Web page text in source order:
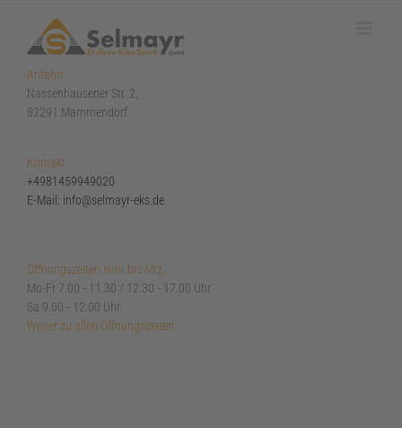
springen
Anfahrt:
Nassenhausener Str. 2,
82291 Mammendorf
Kontakt:
+4981459949020
E-Mail: info@selmayr-eks.de
Öffnungszeiten Nov. bis Mrz.:
Mo-Fr 7.00 - 11.30 / 12.30 - 17.00 Uhr
Sa 9.00 - 12.00 Uhr
Weiter zu allen Öffnungszeiten